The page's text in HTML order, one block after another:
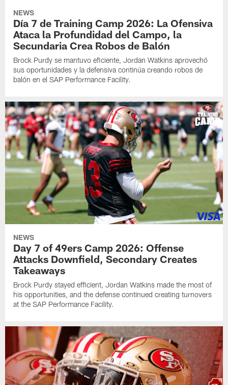
NEWS
Día 7 de Training Camp 2026: La Ofensiva
Ataca la Profundidad del Campo, la
Secundaria Crea Robos de Balón
Brock Purdy se mantuvo eficiente, Jordan Watkins aprovechó
sus oportunidades y la defensiva continúa creando robos de
balón en el SAP Performance Facility.
NEWS
Day 7 of 49ers Camp 2026: Offense
Attacks Downfield, Secondary Creates
Takeaways
Brock Purdy stayed efficient, Jordan Watkins made the most of
his opportunities, and the defense continued creating turnovers
at the SAP Performance Facility.